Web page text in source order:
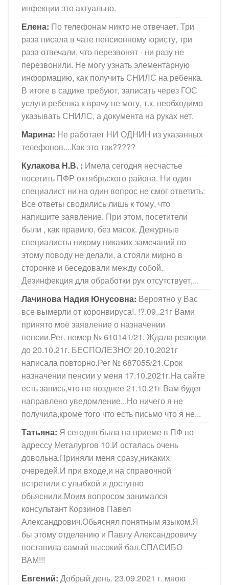
инфекции это актуально.
Елена: По телефонам никто не отвечает. Три
раза писала в чате пенсионному юристу, три
раза отвечали, что перезвонят - ни разу не
перезвонили. Не могу узнать элементарную
информацию, как получить СНИЛС на ребенка.
В итоге в садике требуют, записать через ГОС
услуги ребенка к врачу не могу, т.к. необходимо
указывать СНИЛС, а документа на руках нет.
Марина: Не работает НИ ОДНИН из указанных
телефонов....Как это так?????
Кулакова Н.В. : Имела сегодня несчастье
посетить ПФР октябрьского района. Ни один
специалист ни на один вопрос не смог ответить:
Все ответы сводились лишь к тому, что
напишите заявление. При этом, посетители
были , как правило, без масок. Дежурные
специалисты никому никаких замечаний по
этому поводу не делали, а стояли мирно в
сторонке и беседовали между собой.
Дезинфекция для обработки рук отсутствует,...
Лачинова Надия Юнусовна: Вероятно у Вас
все вымерли от коронвируса!. !?.09..21г Вами
принято моё заявление о назначении
пенсии.Рег. номер № 610141/21. Ждала реакции
до 20.10.21г. БЕСПОЛЕЗНО! 20.10.2021г
написала повторно.Рег № 687055/21.Срок
назначении пенсии у меня 17.10.2021г.На сайте
есть запись,что не позднее 21.10.21г Вам будет
направлено уведомление...Но ничего я не
получила,кроме того что есть письмо что я не...
Татьяна: Я сегодня была на приеме в ПФ по
адрессу Металургов 10.И осталась очень
довольна.Приняли меня сразу,никаких
очередей.И при входе,и на справочной
встретили с улыбкой и доступно
обьяснили.Моим вопросом занимался
консультант Корзинов Павел
Александрович.Обьяснял понятным языком.Я
бы этому отделению и Павлу Александровичу
поставила самый высокий бал.СПАСИБО
ВАМ!!!
Евгений: Добрый день. 23.09.2021 г. мною